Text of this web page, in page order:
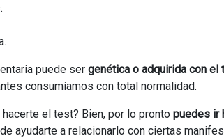
puede ser genética o adquirida con el
consumíamos con total normalidad.
el test? Bien, por lo pronto puedes ir
ayudarte a relacionarlo con ciertas